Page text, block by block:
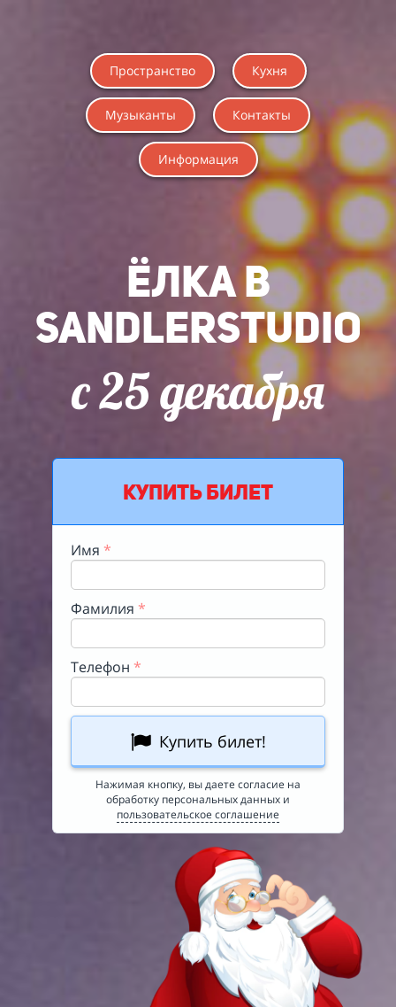
Пространство Кухня
Музыканты Контакты
Информация
ЁЛКА в
SANDLERSTUDIO
c 25 декабря
КУПИТЬ БИЛЕТ
Имя *
Фамилия *
Телефон *
Купить билет!
Нажимая кнопку, вы даете согласие на
обработку персональных данных и
пользовательское соглашение